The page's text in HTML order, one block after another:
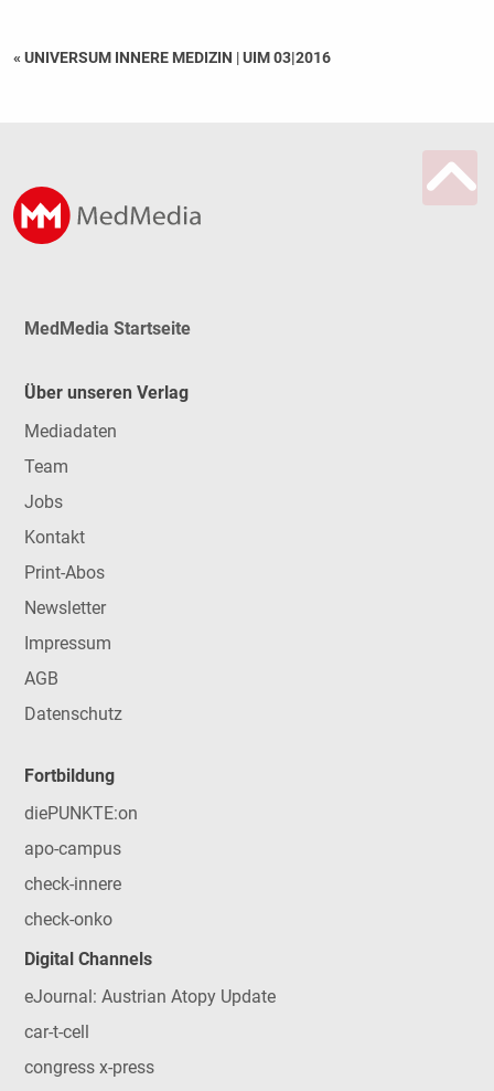
« UNIVERSUM INNERE MEDIZIN |UIM 03|2016
MedMedia Startseite
Über unseren Verlag
Mediadaten
Team
Jobs
Kontakt
Print-Abos
Newsletter
Impressum
AGB
Datenschutz
Fortbildung
diePUNKTE:on
apo-campus
check-innere
check-onko
Digital Channels
eJournal: Austrian Atopy Update
car-t-cell
congress x-press